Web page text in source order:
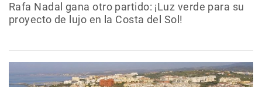
Rafa Nadal gana otro partido: ¡Luz verde para su
proyecto de lujo en la Costa del Sol!